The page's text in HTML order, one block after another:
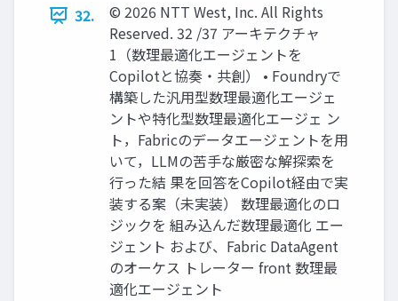
32.
© 2026 NTT West, Inc. All Rights
Reserved. 32 /37 アーキテクチャ
1（数理最適化エージェントを
Copilotと協奏・共創） • Foundryで
構築した汎用型数理最適化エージェ
ントや特化型数理最適化エージェ ン
ト，Fabricのデータエージェントを用
いて，LLMの苦手な厳密な解探索を
行った結 果を回答をCopilot経由で実
装する案（未実装） 数理最適化のロ
ジックを 組み込んだ数理最適化 エー
ジェント および、Fabric DataAgent
のオーケス トレーター front 数理最
適化エージェント